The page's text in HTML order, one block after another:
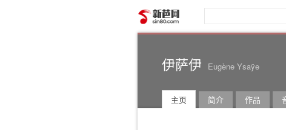
伊萨伊 Eugène Ysaÿe
主页 简介 作品